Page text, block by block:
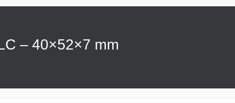
– 40×52×7 mm